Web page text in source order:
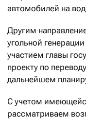
автомобилей на
Другим
угольной
участием главы
проекту по
дальнейшем
С учетом
рассматриваем